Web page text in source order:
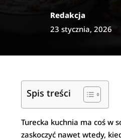
Redakcja
23 stycznia, 2026
Spis treści
Turecka kuchnia ma coś w
zaskoczyć nawet wtedy,